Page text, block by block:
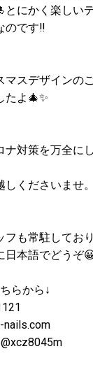
とにかく楽しい
のです‼️
マスデザインの
たよ🎄✨
ナ対策を万全に
くださいませ。
フも常駐してお
日本語でどうぞ
らから↓